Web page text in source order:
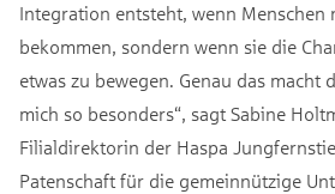
Integration entsteht, wenn Menschen
bekommen, sondern wenn sie die
etwas zu bewegen. Genau das macht
mich so besonders“, sagt Sabine
Filialdirektorin der Haspa
Patenschaft für die gemeinnützige